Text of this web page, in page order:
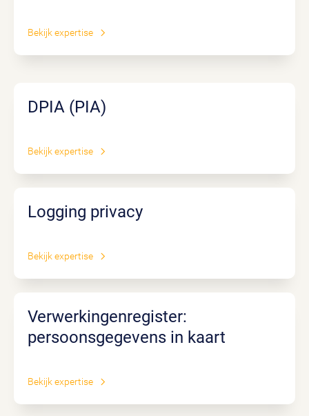
Bekijk expertise
DPIA (PIA)
Bekijk expertise
Logging privacy
Bekijk expertise
Verwerkingenregister:
persoonsgegevens in kaart
Bekijk expertise